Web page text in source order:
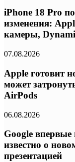
iPhone 18 Pro
изменения:
камеры,
07.08.2026
Apple готовит
может
AirPods
06.08.2026
Google
известно о
презентацией